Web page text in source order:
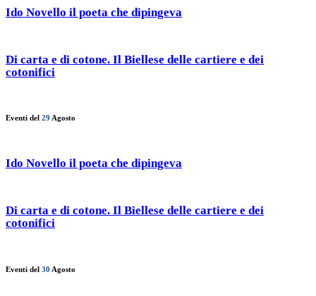
Ido Novello il poeta che dipingeva
Di carta e di cotone. Il Biellese delle cartiere e dei
cotonifici
Eventi del 29 Agosto
Ido Novello il poeta che dipingeva
Di carta e di cotone. Il Biellese delle cartiere e dei
cotonifici
Eventi del 30 Agosto